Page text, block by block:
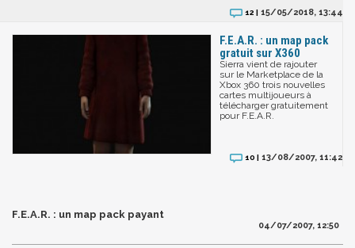
12 | 15/05/2018, 13:44
F.E.A.R. : un map pack
gratuit sur X360
Sierra vient de rajouter
sur le Marketplace de la
Xbox 360 trois nouvelles
cartes multijoueurs à
télécharger gratuitement
pour F.E.A.R.
10 | 13/08/2007, 11:42
F.E.A.R. : un map pack payant
04/07/2007, 12:50